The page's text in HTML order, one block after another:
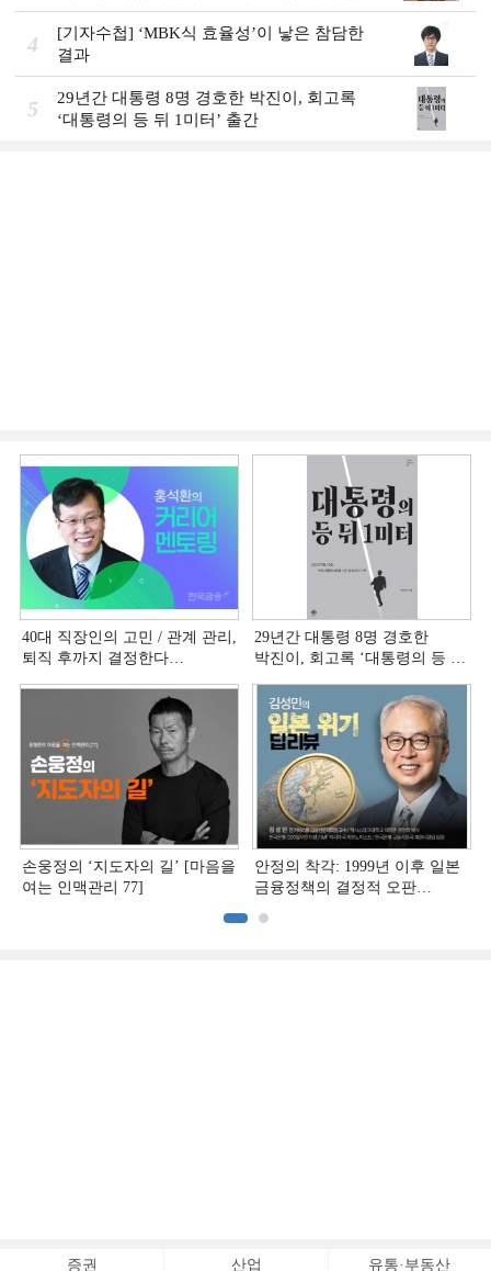
할”
4
[기자수첩] ‘MBK식 효율성’이 낳은 참담한
결과
5
29년간 대통령 8명 경호한 박진이, 회고록
‘대통령의 등 뒤 1미터’ 출간
40대 직장인의 고민 / 관계 관리,
퇴직 후까지 결정한다
29년간 대통령 8명 경호한
박진이, 회고록 ‘대통령의 등 뒤
손웅정의 ‘지도자의 길’ [마음을
여는 인맥관리 77]
안정의 착각: 1999년 이후 일본
금융정책의 결정적 오판
증권 산업 유통·부동산